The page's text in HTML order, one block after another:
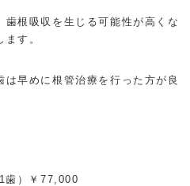
根吸収を生じる可能性が高くな
す。
早めに根管治療を行った方が良
歯）￥77,000